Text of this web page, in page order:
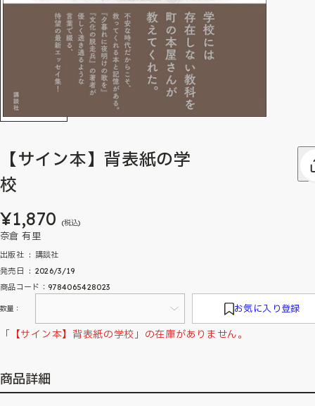
【サイン本】背表紙の学
校
¥1,870 (税込)
奈倉 有里
出版社 ‏ : ‎ 講談社
発売日 ‏ : ‎ 2026/3/19
商品コード：9784065428023
数量： お気に入り登録
「【サイン本】背表紙の学校」の在庫がありません。
商品詳細